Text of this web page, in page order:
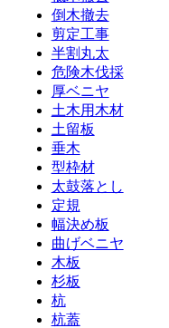
倒木撤去
剪定工事
半割丸太
危険木伐採
厚ベニヤ
土木用木材
土留板
垂木
型枠材
太鼓落とし
定規
幅決め板
曲げベニヤ
木板
杉板
杭
杭蓋